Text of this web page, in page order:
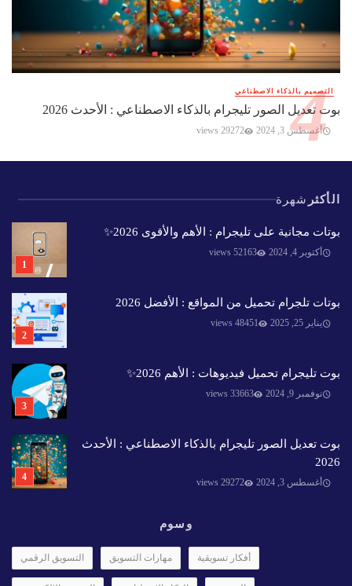
التصميم بالذكاء الاصطناعي
بوت تعديل الصور تليجرام بالذكاء الاصطناعي : الأحدث 2026
أغسطس 3, 2024 29272 views
الأكثر شهرة
بوتات مجانية على تليجرام : الأهم والأقوى 2026✨️
أكتوبر 4, 2024 52163 views
بوتات تلجرام تحميل من المواقع : الأفضل 2026
يناير 25, 2025 48451 views
بوت تليجرام تحميل فيديوهات : الأهم 2026✨️
نوفمبر 9, 2024 33663 views
بوت تعديل الصور تليجرام بالذكاء الاصطناعي : الأحدث
2026
أغسطس 3, 2024 29272 views
وسوم
التسويق الرقمي مهارات التسويق أفكار تسويقية